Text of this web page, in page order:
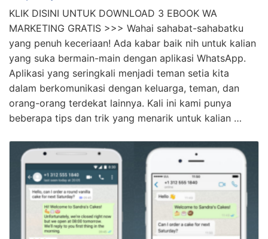
Simak! Cara Cek Whatsapp Yang Sudah Dihapus
Terpecaya
KLIK DISINI UNTUK DOWNLOAD 3 EBOOK WA
MARKETING GRATIS >>> Wahai sahabat-sahabatku
yang penuh keceriaan! Ada kabar baik nih untuk kalian
Aplikasi yang seringkali menjadi teman setia kita
dalam berkomunikasi dengan keluarga, teman, dan
orang-orang terdekat lainnya. Kali ini kami punya
beberapa tips dan trik yang menarik untuk kalian …